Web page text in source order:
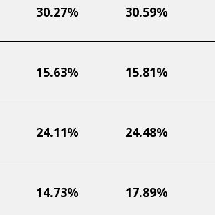
30.59%
30.27%
15.81%
15.63%
24.48%
24.11%
17.89%
14.73%